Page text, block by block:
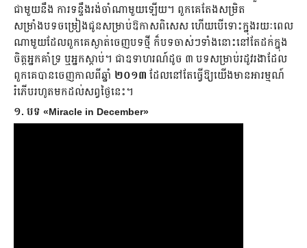
ជាមួយនឹង ការទន្ទឹងរង់ចាំណាមួយឡើយ។ ពួកគេ​តែងសម្រិត
សម្រាំងបទចម្រៀងជូនសម្រាប់ឱកាសពិសេស ហើយបើទោះក្នុងរយៈពេល​
ណាមួយដែលពួកគេស្ងាត់ចេញបទថ្មី ក៏បទចាស់ៗទាំងនោះនៅតែដក់ក្នុង
ចិត្តអ្នកគាំទ្រ ឬអ្នកស្ដាប់។ ជាឧទាហរណ៍ដូច ៣ បទសម្រាប់​រដូវរងាដែល​
ពួកគេ​បានចេញ​កាល​ពី​ឆ្នាំ ២០១៣ ដែលនៅតែធ្វើឱ្យយើងមានអារម្មណ៍
រំភើបរហូតមកដល់សព្វថ្ងៃនេះ។
១. បទ «Miracle in December»